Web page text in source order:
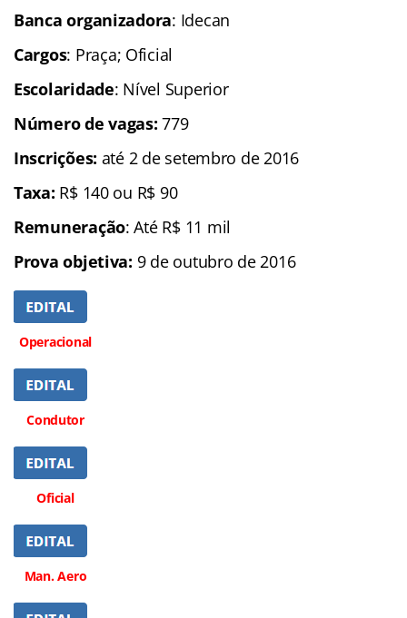
Banca organizadora: Idecan
Cargos: Praça; Oficial
Escolaridade: Nível Superior
Número de vagas: 779
Inscrições: até 2 de setembro de 2016
Taxa: R$ 140 ou R$ 90
Remuneração: Até R$ 11 mil
Prova objetiva: 9 de outubro de 2016
Operacional
Condutor
Oficial
Man. Aero